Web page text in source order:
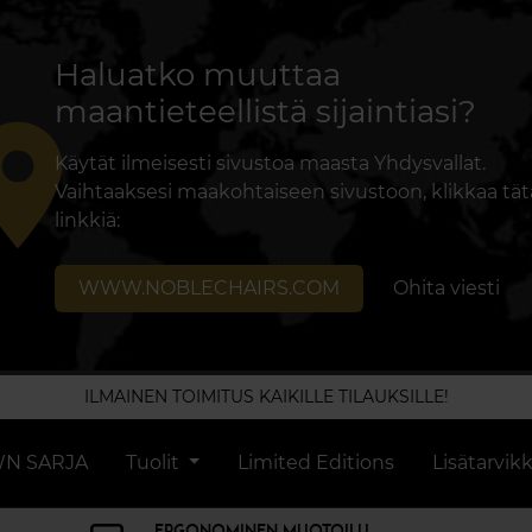
Haluatko muuttaa
maantieteellistä sijaintiasi?
Käytät ilmeisesti sivustoa maasta Yhdysvallat.
Vaihtaaksesi maakohtaiseen sivustoon, klikkaa
linkkiä:
WWW.NOBLECHAIRS.COM Ohita viesti
ILMAINEN TOIMITUS KAIKILLE TILAUKSILLE!
SARJA Tuolit Limited Editions